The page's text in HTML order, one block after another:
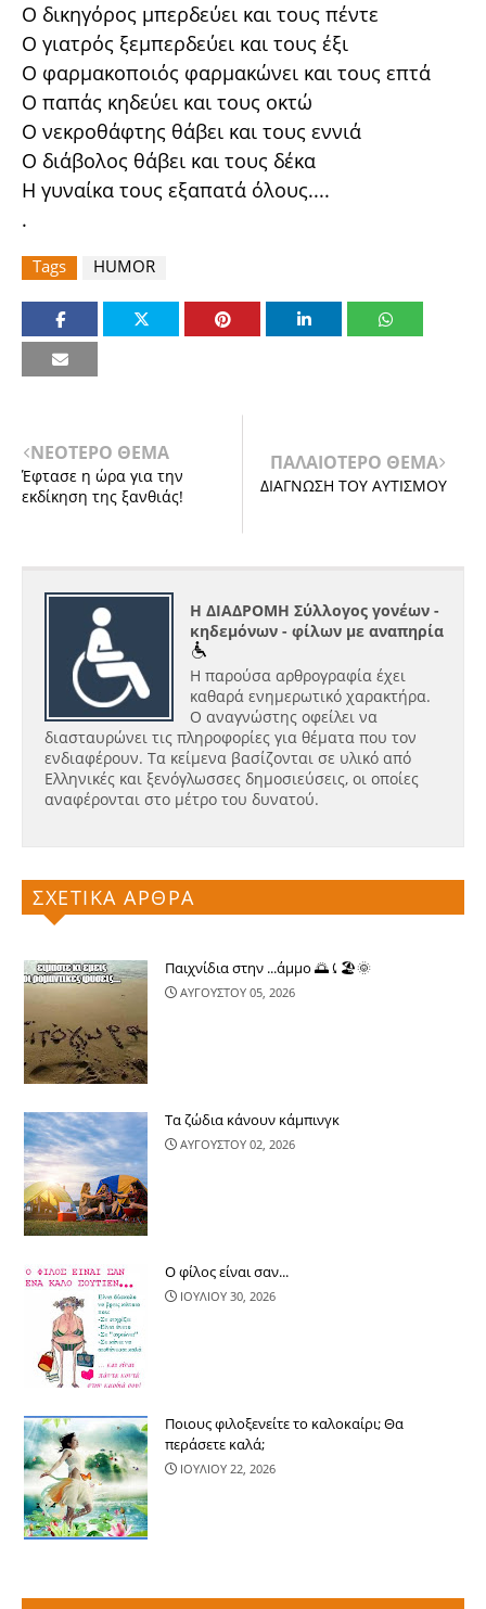
Ο δικηγόρος μπερδεύει και τους πέντε
Ο γιατρός ξεμπερδεύει και τους έξι
Ο φαρμακοποιός φαρμακώνει και τους επτά
Ο παπάς κηδεύει και τους οκτώ
Ο νεκροθάφτης θάβει και τους εννιά
Ο διάβολος θάβει και τους δέκα
Η γυναίκα τους εξαπατά όλους....
.
Tags HUMOR
ΝΕΟΤΕΡΟ ΘΕΜΑ
Έφτασε η ώρα για την
εκδίκηση της ξανθιάς!
ΠΑΛΑΙΟΤΕΡΟ ΘΕΜΑ
ΔΙΑΓΝΩΣΗ ΤΟΥ ΑΥΤΙΣΜΟΥ
Η ΔΙΑΔΡΟΜΗ Σύλλογος γονέων -
κηδεμόνων - φίλων με αναπηρία
Η παρούσα αρθρογραφία έχει
καθαρά ενημερωτικό χαρακτήρα.
Ο αναγνώστης οφείλει να
διασταυρώνει τις πληροφορίες για θέματα που τον
ενδιαφέρουν. Τα κείμενα βασίζονται σε υλικό από
Ελληνικές και ξενόγλωσσες δημοσιεύσεις, οι οποίες
αναφέρονται στο μέτρο του δυνατού.
ΣΧΕΤΙΚΑ ΑΡΘΡΑ
Παιχνίδια στην ...άμμο 🌅⤹🏖🌞
ΑΥΓΟΥΣΤΟΥ 05, 2026
Τα ζώδια κάνουν κάμπινγκ
ΑΥΓΟΥΣΤΟΥ 02, 2026
Ο φίλος είναι σαν...
ΙΟΥΛΙΟΥ 30, 2026
Ποιους φιλοξενείτε το καλοκαίρι; Θα
περάσετε καλά;
ΙΟΥΛΙΟΥ 22, 2026